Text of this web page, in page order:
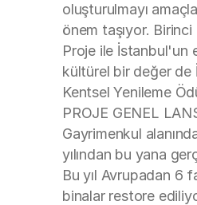
oluşturulmayı
önem taşıyor.
Proje ile İstanbul'un
kültürel bir değer de
Kentsel Yenileme
PROJE GENEL
Gayrimenkul
yılından bu yana
Bu yıl Avrupadan 6
binalar restore